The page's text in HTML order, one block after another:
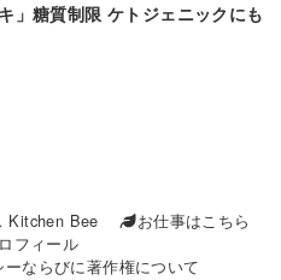
」糖質制限 ケトジェニックにも
Kitchen Bee
お仕事はこちら
フィール
ならびに著作権について